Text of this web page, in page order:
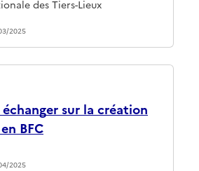
des Tiers-Lieux
2025
sur la création
BFC
2025